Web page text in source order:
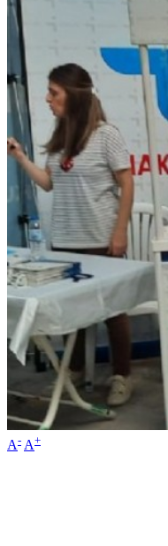
A- A+